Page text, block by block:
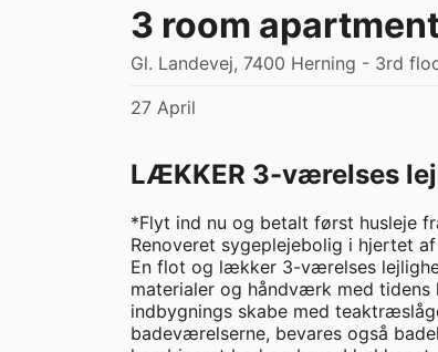
3 room
Gl. Landevej, 7400 Herning - 3rd
27 April
LÆKKER 3-værelses
*Flyt ind nu og betalt først husleje
Renoveret sygeplejebolig i hjertet
En flot og lækker 3-værelses
materialer og håndværk med
indbygnings skabe med
badeværelserne, bevares også